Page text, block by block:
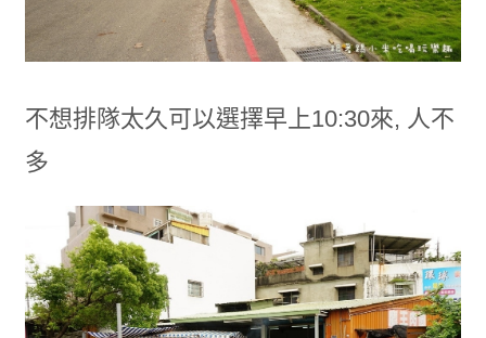
不想排隊太久可以選擇早上10:30來, 人不
多